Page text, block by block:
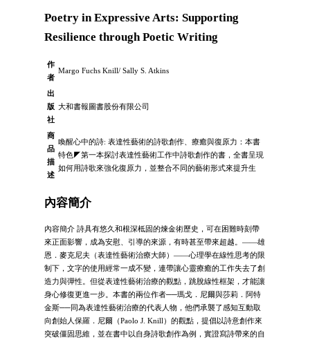
Poetry in Expressive Arts: Supporting
Resilience through Poetic Writing
作
者
Margo Fuchs Knill/ Sally S. Atkins
出
版
社
大和書報圖書股份有限公司
商
品
描
述
喚醒心中的詩: 表達性藝術的詩歌創作、療癒與復原力：本書
特色◤第一本探討表達性藝術工作中詩歌創作的書，全書呈現
如何用詩歌來強化復原力，並整合不同的藝術形式來提升生
內容簡介
內容簡介 詩具有悠久和根深柢固的煉金術歷史，可在困難時刻帶
來正面影響，成為安慰、引導的來源，有時甚至帶來超越。——雄
恩．麥克尼夫（表達性藝術治療大師）——心理學在線性思考的限
制下，文字的使用經常一成不變，連帶讓心靈療癒的工作失去了創
造力與彈性。但從表達性藝術治療的觀點，跳脫線性框架，才能讓
身心修復更進一步。本書的兩位作者──瑪戈．尼爾與莎莉．阿特
金斯──同為表達性藝術治療的代表人物，他們承襲了感知互動取
向創始人保羅．尼爾（Paolo J. Knill）的觀點，提倡以詩意創作來
突破僵固思維，並在書中以自身詩歌創作為例，實證寫詩帶來的自